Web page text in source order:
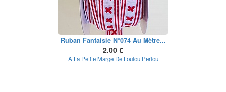
Ruban Fantaisie N°074 Au Mètre...
2.00 €
A La Petite Marge De Loulou Perlou